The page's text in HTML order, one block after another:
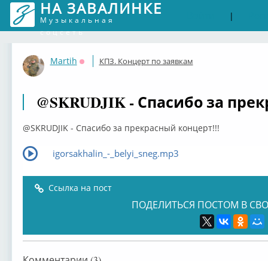
НА ЗАВАЛИНКЕ
Музыкальная
соцсеть
|
Martih
Оффлайн
КПЗ. Концерт по заявкам
@SKRUDJIK - Спасибо за
@SKRUDJIK - Спасибо за прекрасный концерт!!!
igorsakhalin_-_belyi_sneg.mp3
Ссылка на пост
ПОДЕЛИТЬСЯ ПОСТОМ В